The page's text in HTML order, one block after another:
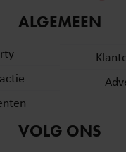
media, adverteren en
ze heeft verstrekt of
van uw gebruik van
ALGEMEEN
VOLG ONS